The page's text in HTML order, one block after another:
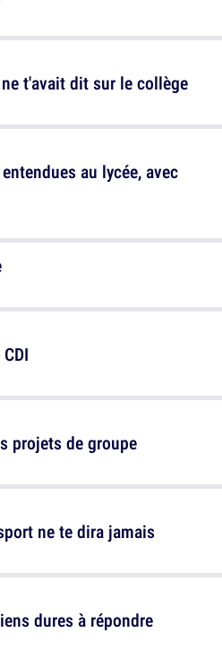
au lycée, avec
ne te dira jamais
t'avait dit sur le collège
projets de groupe
dures à répondre